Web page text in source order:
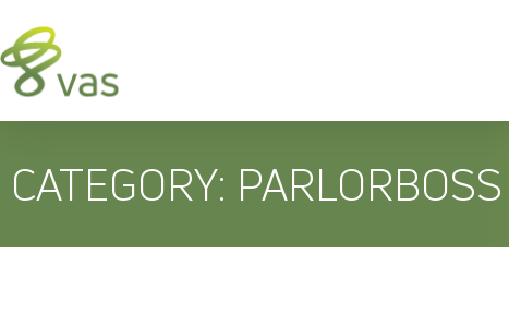
CATEGORY: PARLORBOSS